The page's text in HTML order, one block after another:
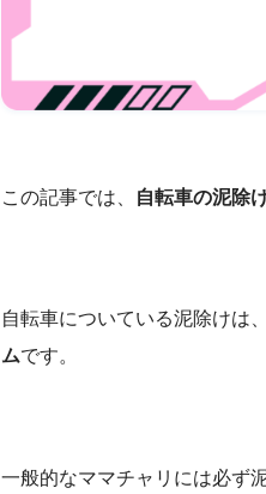
この記事では、 自転車の泥除
自転車についている泥除けは、
ムです。
一般的なママチャリには必ず